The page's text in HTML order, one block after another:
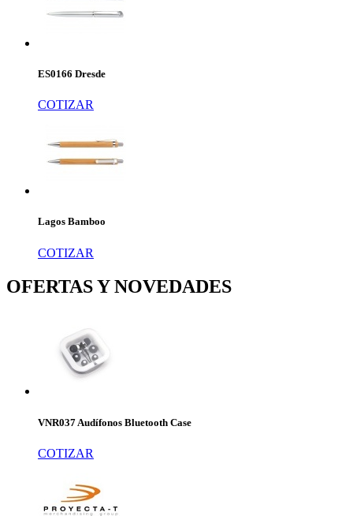
ES0166 Dresde
COTIZAR
Lagos Bamboo
COTIZAR
OFERTAS Y NOVEDADES
VNR037 Audífonos Bluetooth Case
COTIZAR